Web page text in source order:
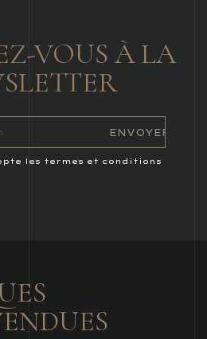
VOUS À LA
les termes et conditions